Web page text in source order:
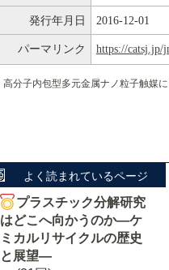
発行年月日 2016-12-01
パーマリンク https://catsj.jp/
よく読まれているページ
プラスチック分解研究
はどこへ向かうのか―ケ
ミカルリサイクルの歴史
と展望―